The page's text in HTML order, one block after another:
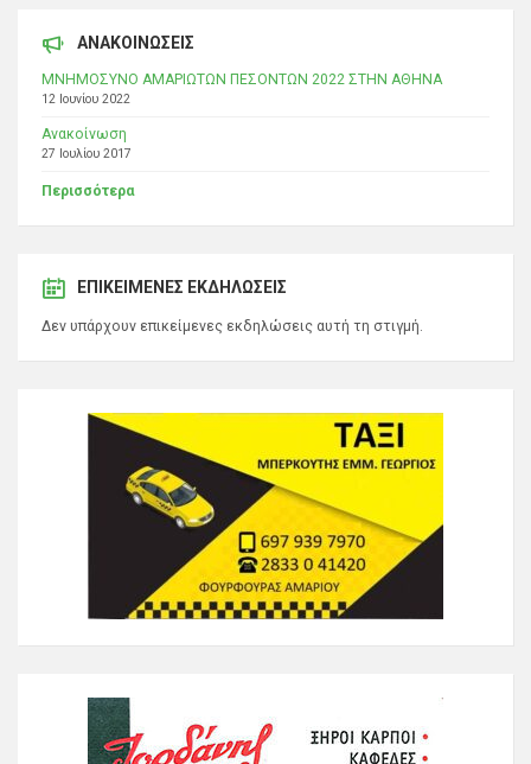
ΑΝΑΚΟΙΝΩΣΕΙΣ
ΜΝΗΜΟΣΥΝΟ ΑΜΑΡΙΩΤΩΝ ΠΕΣΟΝΤΩΝ 2022 ΣΤΗΝ ΑΘΗΝΑ
12 Ιουνίου 2022
Ανακοίνωση
27 Ιουλίου 2017
Περισσότερα
ΕΠΙΚΕΊΜΕΝΕΣ ΕΚΔΗΛΏΣΕΙΣ
Δεν υπάρχουν επικείμενες εκδηλώσεις αυτή τη στιγμή.